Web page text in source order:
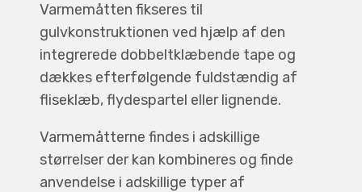
Varmemåtten fikseres til
gulvkonstruktionen ved hjælp af den
integrerede dobbeltklæbende tape og
dækkes efterfølgende fuldstændig af
fliseklæb, flydespartel eller lignende.
Varmemåtterne findes i adskillige
størrelser der kan kombineres og finde
anvendelse i adskillige typer af